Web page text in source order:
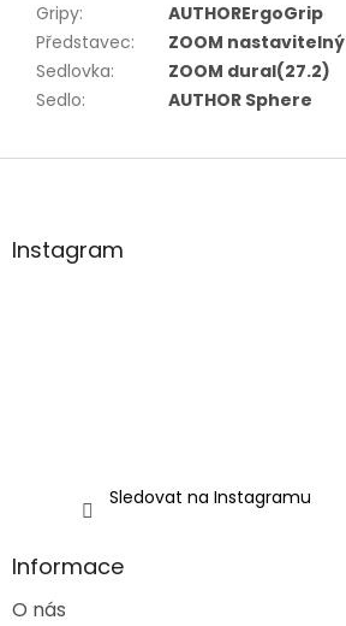
Gripy:
AUTHORErgoGrip
Představec:
ZOOM nastavitelný
Sedlovka:
ZOOM dural(27.2)
Sedlo: AUTHOR Sphere
Z
aInstagram
Sledovat na Instagramu
Informace
O nás